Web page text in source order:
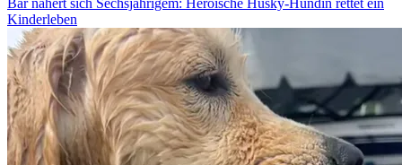
Bär nähert sich Sechsjährigem: Heroische Husky-Hündin rettet ein
Kinderleben